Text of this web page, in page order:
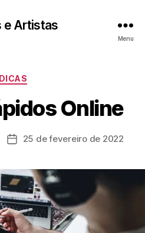
e Artistas
Menu
Categorias
DICAS
Online
Data25 de fevereiro de 2022